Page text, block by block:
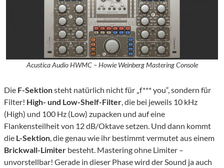
Acustica Audio HWMC – Howie Weinberg Mastering Console
Die F-Sektionsteht natürlich nicht für „f*** you“, sondern für
Filter! High- und Low-Shelf-Filter, die bei jeweils 10 kHz
(High) und 100 Hz (Low) zupacken und auf eine
Flankensteilheit von 12 dB/Oktave setzen. Und dann kommt
die L-Sektion, die genau wie ihr bestimmt vermutet aus einem
Brickwall-Limiter besteht. Mastering ohne Limiter –
unvorstellbar! Gerade in dieser Phase wird der Sound ja auch